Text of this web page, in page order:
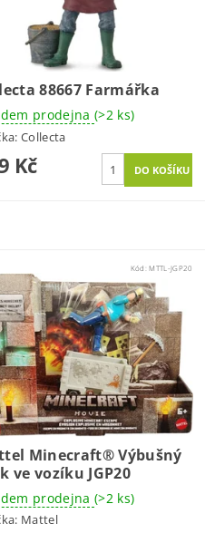
88667 Farmářka
prodejna (>2 ks)
Collecta
Kč
Kód:MTTL-JGP20
Minecraft® Výbušný
ve vozíku JGP20
prodejna (>2 ks)
Mattel